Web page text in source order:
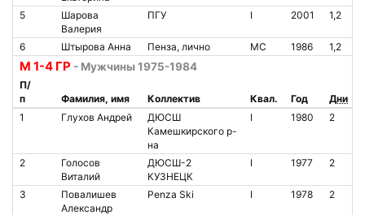
5
Шарова
Валерия
ПГУ I 2001 1,2
6 Штырова Анна Пенза, лично МС 1986 1,2
М 1-4 ГР - Мужчины 1975-1984
П/
п
Фамилия, имя Коллектив Квал. Год
Дни
1
Глухов Андрей
ДЮСШ
Камешкирского р-
на
I 1980 2
2
Голосов
Виталий
ДЮСШ-2
КУЗНЕЦК
I 1977 2
3
Повалишев
Александр
Penza Ski I 1978 2